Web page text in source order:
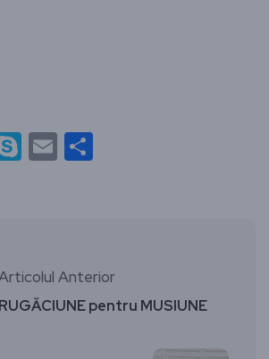
Skype
Email
Anterior
RUGĂCIUNE pentru MUSIUNE